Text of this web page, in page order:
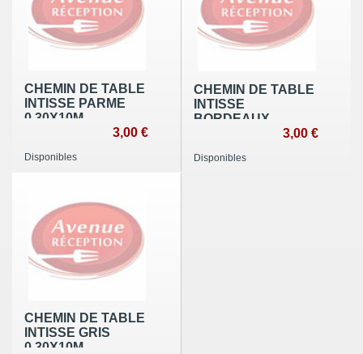
CHEMIN DE TABLE
INTISSE PARME
0,30X10M
3,00 €
Disponibles
CHEMIN DE TABLE
INTISSE
BORDEAUX
3,00 €
Disponibles
CHEMIN DE TABLE
INTISSE GRIS
0,30X10M